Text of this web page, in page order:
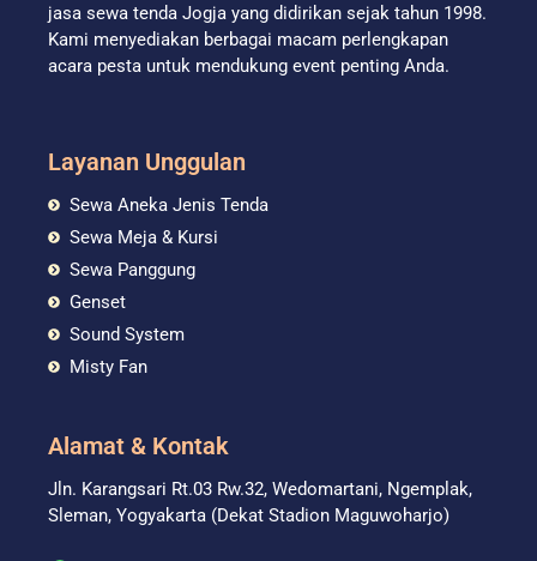
jasa sewa tenda Jogja yang didirikan sejak tahun 1998.
Kami menyediakan berbagai macam perlengkapan
acara pesta untuk mendukung event penting Anda.
Layanan Unggulan
Sewa Aneka Jenis Tenda
Sewa Meja & Kursi
Sewa Panggung
Genset
Sound System
Misty Fan
Alamat & Kontak
Jln. Karangsari Rt.03 Rw.32, Wedomartani, Ngemplak,
Sleman, Yogyakarta (Dekat Stadion Maguwoharjo)